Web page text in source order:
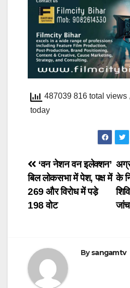
487039 816 total views
today
Post
navigation
के
जांच
‘वन नेशन वन इलेक्शन’
बिल लोकसभा में पेश, पक्ष में
269 और विरोध में पडे़
198 वोट
Bysangamtv